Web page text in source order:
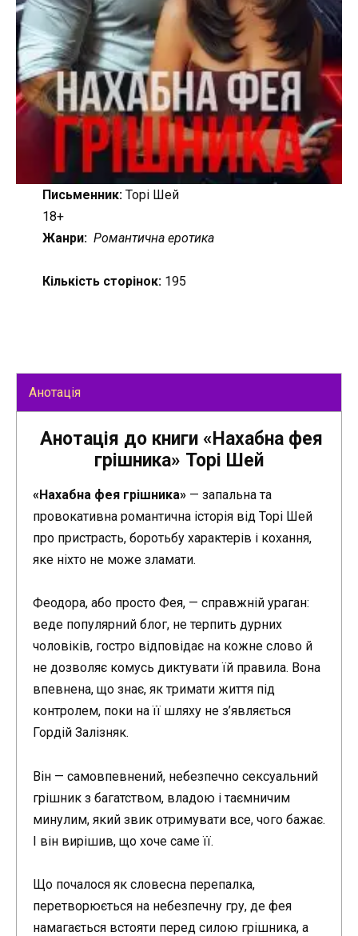
Письменник:Торі Шей
18+
Жанри: Романтична еротика
Кількість сторінок:195
Анотація
Анотація до книги «Нахабна фея
грішника» Торі Шей
«Нахабна фея грішника» — запальна та
провокативна романтична історія від Торі Шей
про пристрасть, боротьбу характерів і кохання,
яке ніхто не може зламати.
Феодора, або просто Фея, — справжній ураган:
веде популярний блог, не терпить дурних
чоловіків, гостро відповідає на кожне слово й
не дозволяє комусь диктувати їй правила. Вона
впевнена, що знає, як тримати життя під
контролем, поки на її шляху не з’являється
Гордій Залізняк.
Він — самовпевнений, небезпечно сексуальний
грішник з багатством, владою і таємничим
минулим, який звик отримувати все, чого бажає.
І він вирішив, що хоче саме її.
Що почалося як словесна перепалка,
перетворюється на небезпечну гру, де фея
намагається встояти перед силою грішника, а